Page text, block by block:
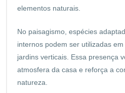
elementos naturais.
No paisagismo, espécies
internos podem ser utilizadas
jardins verticais. Essa presença
atmosfera da casa e reforça a
natureza.